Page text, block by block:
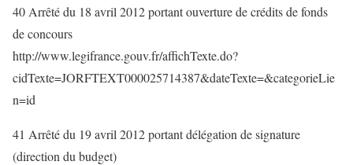
40 Arrêté du 18 avril 2012 portant ouverture de crédits de fonds
de concours
http://www.legifrance.gouv.fr/affichTexte.do?
cidTexte=JORFTEXT000025714387&dateTexte=&categorieLie
n=id
41 Arrêté du 19 avril 2012 portant délégation de signature
(direction du budget)